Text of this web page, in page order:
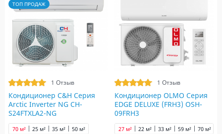
ТОП ПРОДАЖ
1 Отзыв
Кондиционер C&H Серия
Arctic Inverter NG CH-
S24FTXLA2-NG
25 м² 35 м² 50 м²
70 м²
1 Отзыв
Кондиционер OLMO Серия
EDGE DELUXE (FRH3) OSH-
09FRH3
22 м²
27 м² 33 м² 59 м² 70 м²